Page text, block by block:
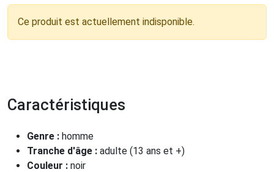
Ce produit est actuellement indisponible.
Caractéristiques
Genre : homme
Tranche d'âge : adulte (13 ans et +)
Couleur : noir